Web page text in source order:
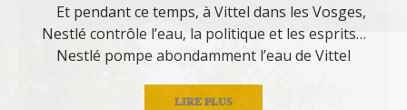
Et pendant ce temps, à Vittel dans les Vosges,
Nestlé contrôle l’eau, la politique et les esprits…
Nestlé pompe abondamment l’eau de Vittel
LIRE PLUS